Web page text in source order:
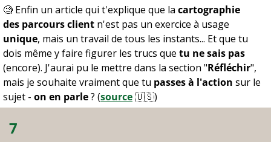
🧐 Enfin un article qui t'explique que la cartographie
des parcours client
unique, mais un travail de tous les instants... Et que tu
dois même y faire figurer les trucs que tu ne sais pas
(encore). J'aurai pu le mettre dans la section "Réfléchir",
mais je souhaite vraiment que tu passes à l'action sur le
sujet - on en parle ? (source🇺🇸)
7